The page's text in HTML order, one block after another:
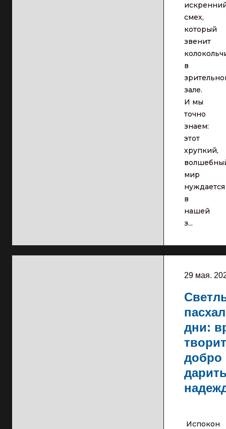
смех,
который
звенит
в
зале.
И мы
точно
знаем:
этот
хрупкий,
мир
нуждается
в
нашей
з...
29 мая.
дни:
добро
Испокон